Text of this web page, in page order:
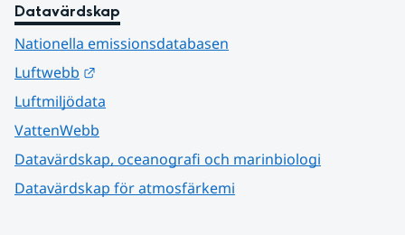
Datavärdskap
Nationella emissionsdatabasen
Luftwebb
Luftmiljödata
VattenWebb
Datavärdskap, oceanografi och marinbiologi
Datavärdskap för atmosfärkemi